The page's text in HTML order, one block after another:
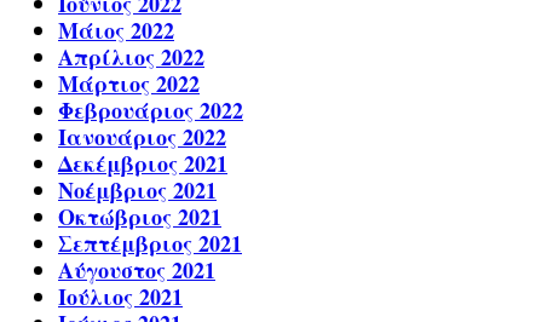
Μάιος 2022
Απρίλιος 2022
Μάρτιος 2022
Φεβρουάριος 2022
Ιανουάριος 2022
Δεκέμβριος 2021
Νοέμβριος 2021
Οκτώβριος 2021
Σεπτέμβριος 2021
Αύγουστος 2021
Ιούλιος 2021